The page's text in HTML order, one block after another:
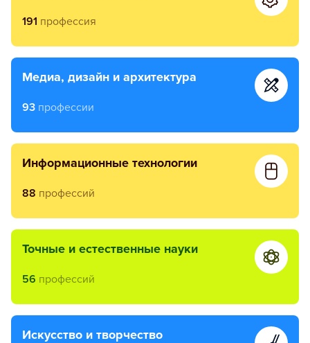
191 профессия
медиа, дизайн и архитектура
93 профессии
информационные технологии
88 профессий
точные и естественные науки
56 профессий
искусство и творчество